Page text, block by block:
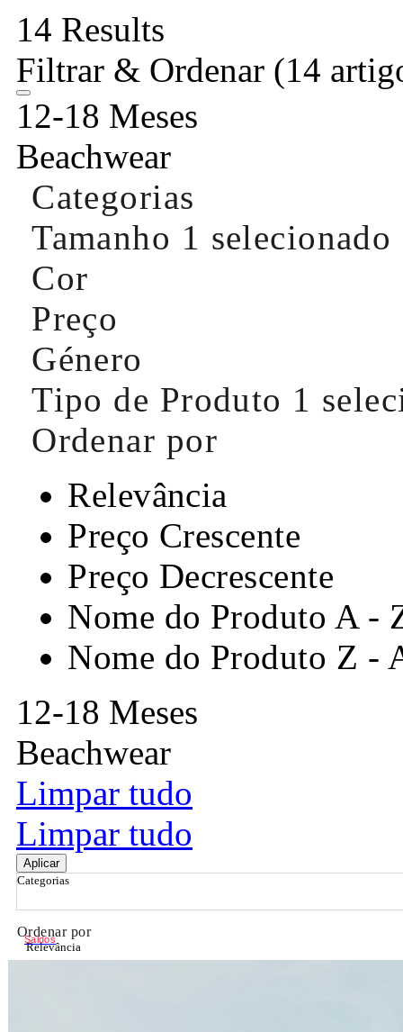
14 Results
Filtrar & Ordenar (14
12-18 Meses
Beachwear
Categorias
Tamanho 1 selecionado
Cor
Preço
Género
Tipo de Produto 1
Ordenar por
Relevância
Preço Crescente
Preço Decrescente
Nome do Produto A -
Nome do Produto Z -
12-18 Meses
Beachwear
Limpar tudo
Limpar tudo
Aplicar
Categorias
Ordenar por
Relevância
Saldos